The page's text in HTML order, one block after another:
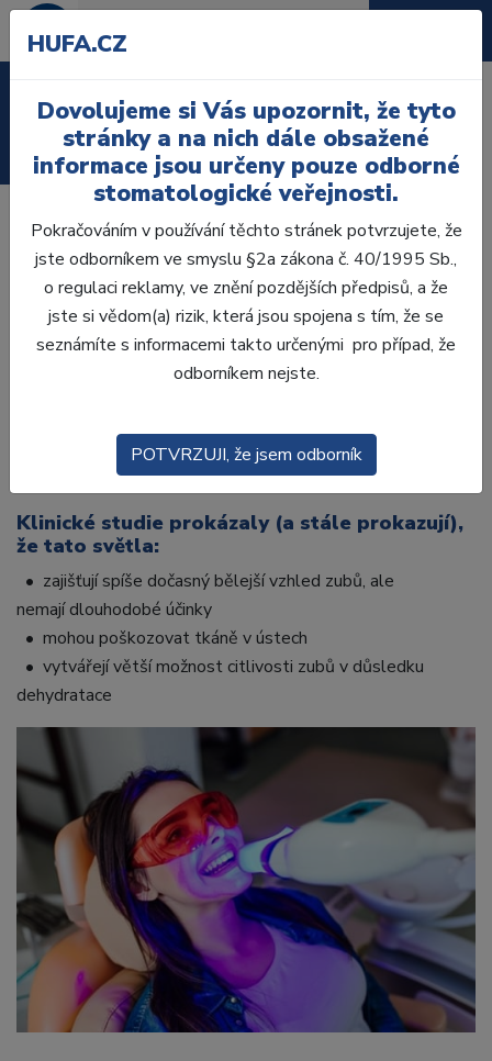
Ordinace
Jistě jste zaznamenali, že sociální sítě jsou plné lidí, kteří
používají UV světla k bělení zubů. Od trendů na TikToku až
po influencery na Instagramu. Lidé po celém internetu tvrdí,
že jim tato světla zajistila zářivý úsměv, po kterém vždy
toužili.
praktiky? Ne! Protože jsou to jen triky - jen marketingové
praktiky, kterými se krmí masy lidí ve snaze, vypadat lépe.
Klinické studie prokázaly (a stále prokazují),
že tato světla:
• zajišťují spíše dočasný bělejší vzhled zubů, ale
nemají dlouhodobé účinky
• mohou poškozovat tkáně v ústech
• vytvářejí větší možnost citlivosti zubů v důsledku
dehydratace
HUFA.CZ
Dovolujeme si Vás upozornit, že tyto
stránky a na nich dále obsažené
informace jsou určeny pouze odborné
stomatologické veřejnosti.
Pokračováním v používání těchto stránek potvrzujete, že
jste odborníkem ve smyslu §2a zákona č. 40/1995 Sb.,
o regulaci reklamy, ve znění pozdějších předpisů, a že
jste si vědom(a) rizik, která jsou spojena s tím, že se
seznámíte s informacemi takto určenými pro případ, že
odborníkem nejste.
POTVRZUJI, že jsem odborník